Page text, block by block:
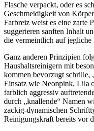
Flasche verpackt, oder es
Geschmeidigkeit von
Farbreiz weist es eine zarte
suggerieren sanften Inhalt
die vermeintlich auf jegliche
Ganz anderen Prinzipien
Haushaltsreinigern mit
kommen bevorzugt schrille,
Einsatz wie Neonpink, Lila
farblich aggressiv
durch „knallende“ Namen
zackig-dynamischen
Reinigungskraft bereits vor